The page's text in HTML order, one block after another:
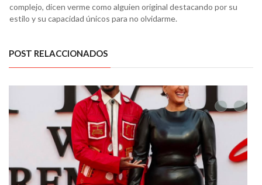
complejo, dicen verme como alguien original destacando por su
estilo y su capacidad únicos para no olvidarme.
POST RELACCIONADOS